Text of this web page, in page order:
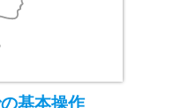
基本操作